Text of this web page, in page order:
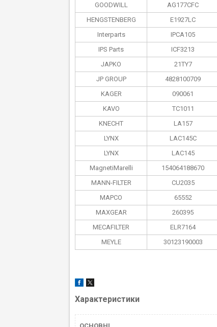
GOODWILL
AG177CFC
HENGSTENBERG
E1927LC
Interparts
IPCA105
IPS Parts
ICF3213
JAPKO
21TY7
JP GROUP
4828100709
KAGER
090061
KAVO
TC1011
KNECHT
LA157
LYNX
LAC145C
LYNX
LAC145
MagnetiMarelli
154064188670
MANN-FILTER
CU2035
MAPCO
65552
MAXGEAR
260395
MECAFILTER
ELR7164
MEYLE
30123190003
Характеристики